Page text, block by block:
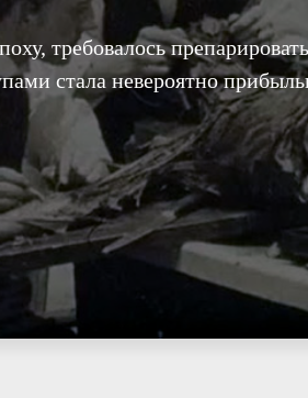
требовалось
стала невероятно